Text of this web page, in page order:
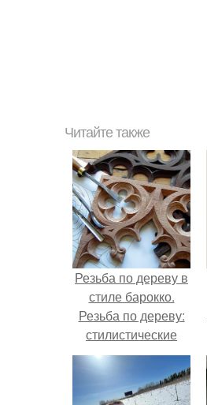
Читайте также
Резьба по дереву в
стиле барокко.
Резьба по дереву:
стилистические
направления и
характерные узоры.